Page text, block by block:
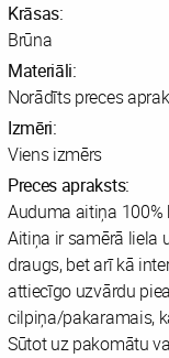
Krāsas:
Brūna
Materiāli:
Norādīts preces
Izmēri:
Viens izmērs
Preces apraksts:
Auduma aitiņa 100%
Aitiņa ir samērā liela
draugs, bet arī kā
attiecīgo uzvārdu
cilpiņa/pakaramais,
Sūtot uz pakomātu